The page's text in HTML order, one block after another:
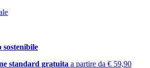
sostenibile
standard gratuita a partire da € 59,90